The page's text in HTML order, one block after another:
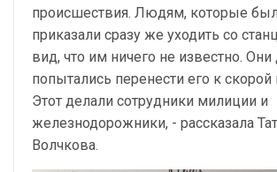
происшествия. Людям, которые
приказали сразу же уходить со
вид, что им ничего не известно.
попытались перенести его к
Этот делали сотрудники милиции и
железнодорожники, - рассказала
Волчкова.